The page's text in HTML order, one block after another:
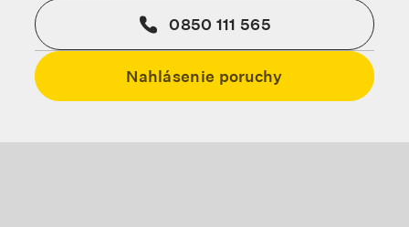
0850 111 565
Nahlásenie poruchy